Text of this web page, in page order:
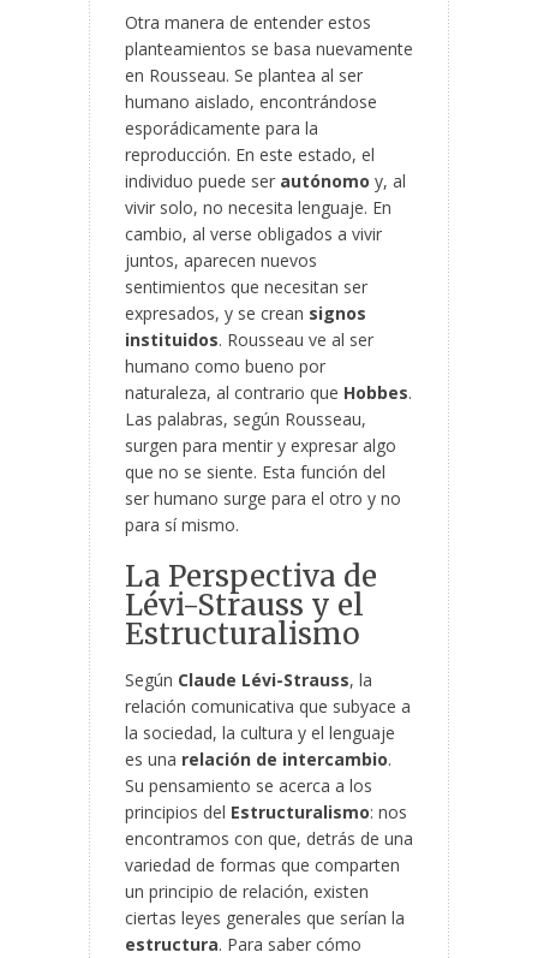
Otra manera de entender estos
planteamientos se basa nuevamente
en Rousseau. Se plantea al ser
humano aislado, encontrándose
esporádicamente para la
reproducción. En este estado, el
individuo puede ser autónomo y, al
vivir solo, no necesita lenguaje. En
cambio, al verse obligados a vivir
juntos, aparecen nuevos
sentimientos que necesitan ser
expresados, y se crean signos
instituidos. Rousseau ve al ser
humano como bueno por
naturaleza, al contrario que Hobbes.
Las palabras, según Rousseau,
surgen para mentir y expresar algo
que no se siente. Esta función del
ser humano surge para el otro y no
para sí mismo.
La Perspectiva de
Lévi-Strauss y el
Estructuralismo
Según Claude Lévi-Strauss, la
relación comunicativa que subyace a
la sociedad, la cultura y el lenguaje
es una relación de intercambio.
Su pensamiento se acerca a los
principios del Estructuralismo: nos
encontramos con que, detrás de una
variedad de formas que comparten
un principio de relación, existen
ciertas leyes generales que serían la
estructura. Para saber cómo